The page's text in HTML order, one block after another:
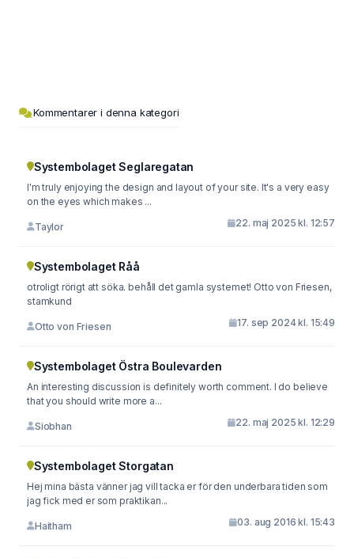
Kommentarer i denna kategori
Systembolaget Seglaregatan
I'm truly enjoying the design and layout of your site. It's a very easy
on the eyes which makes ...
Taylor 22. maj 2025 kl. 12:57
Systembolaget Råå
otroligt rörigt att söka. behåll det gamla systemet! Otto von Friesen,
stamkund
Otto von Friesen 17. sep 2024 kl. 15:49
Systembolaget Östra Boulevarden
An interesting discussion is definitely worth comment. I do believe
that you should write more a...
Siobhan 22. maj 2025 kl. 12:29
Systembolaget Storgatan
Hej mina bästa vänner jag vill tacka er för den underbara tiden som
jag fick med er som praktikan...
Haitham 03. aug 2016 kl. 15:43